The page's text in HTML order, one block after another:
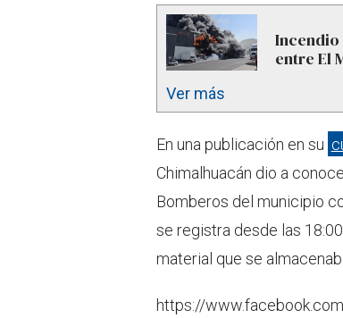
entre El
Ver más
En una publicación en su
Chimalhuacán dio a
Bomberos del municipio
se registra desde las
material que se
https://